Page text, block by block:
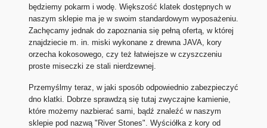
będziemy pokarm i wodę. Większość klatek dostępnych w
naszym sklepie ma je w swoim standardowym wyposażeniu.
Zachęcamy jednak do zapoznania się pełną ofertą, w której
znajdziecie m. in. miski wykonane z drewna JAVA, kory
orzecha kokosowego, czy też łatwiejsze w czyszczeniu
proste miseczki ze stali nierdzewnej.
Przemyślmy teraz, w jaki sposób odpowiednio zabezpieczyć
dno klatki. Dobrze sprawdzą się tutaj zwyczajne kamienie,
które możemy nazbierać sami, bądź znaleźć w naszym
sklepie pod nazwą "River Stones". Wyściółka z kory od